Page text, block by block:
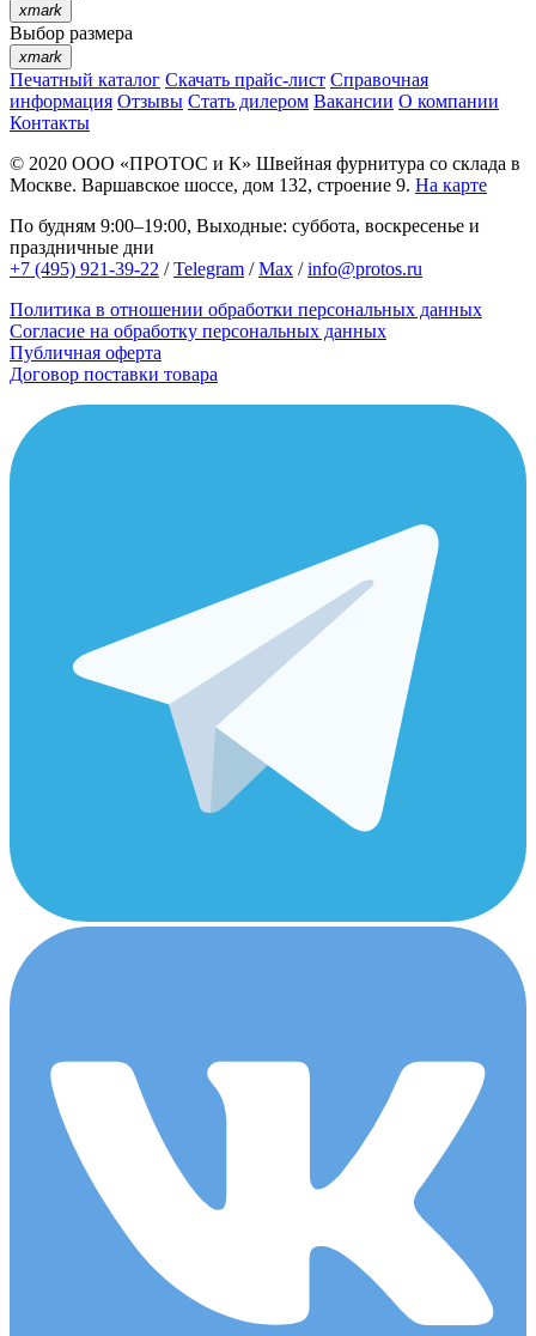
xmark
Выбор размера
xmark
Печатный каталог Скачать прайс-лист Справочная
информация Отзывы Стать дилером Вакансии О компании
Контакты
© 2020 ООО «ПРОТОС и К» Швейная фурнитура со склада в
Москве. Варшавское шоссе, дом 132, строение 9. На карте
По будням 9:00–19:00, Выходные: суббота, воскресенье и
праздничные дни
+7 (495) 921-39-22 /Telegram /Max /info@protos.ru
Политика в отношении обработки персональных данных
Согласие на обработку персональных данных
Публичная оферта
Договор поставки товара